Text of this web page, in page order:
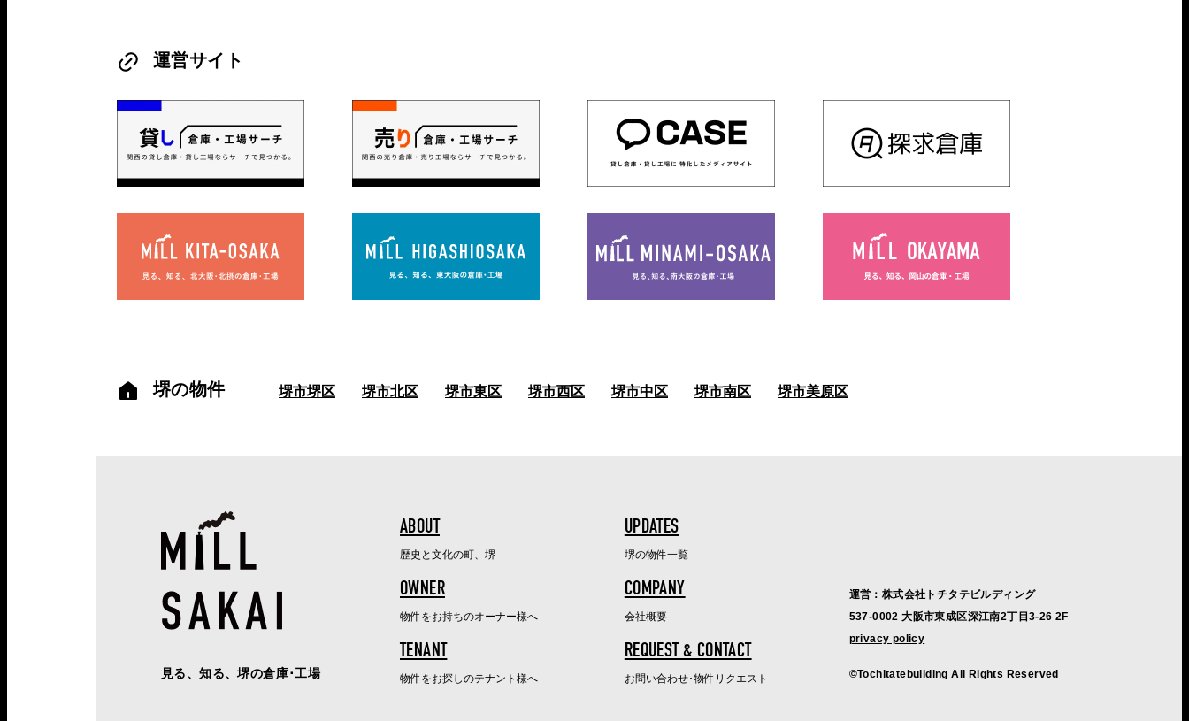
運営サイト
堺の物件 堺市堺区 堺市北区 堺市東区 堺市西区 堺市中区 堺市南区 堺市美原区
見る、知る、堺の倉庫･工場
ABOUT
歴史と文化の町、堺
UPDATES
堺の物件一覧
OWNER
物件をお持ちのオーナー様へ
COMPANY
会社概要
TENANT
物件をお探しのテナント様へ
REQUEST & CONTACT
お問い合わせ･物件リクエスト
運営：株式会社トチタテビルディング
537-0002 大阪市東成区深江南2丁目3-26 2F
privacy policy
©Tochitatebuilding All Rights Reserved